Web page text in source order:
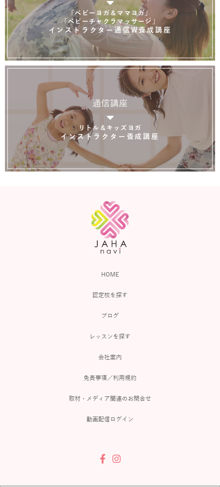
「ベビーヨガ＆ママヨガ」
「ベビーチャクラマッサージ」
インストラクター通信W養成講座
通信講座
リトル＆キッズヨガ
インストラクター養成講座
HOME
認定校を探す
ブログ
レッスンを探す
会社案内
免責事項／利用規約
取材・メディア関連のお問合せ
動画配信ログイン